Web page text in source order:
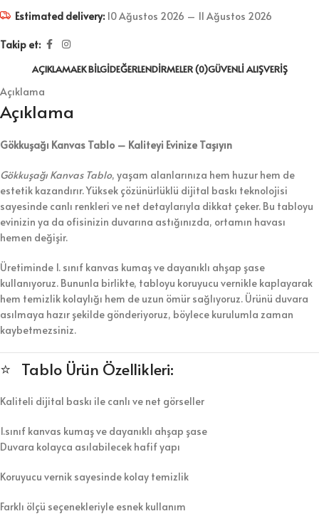
Estimated delivery: 10 Ağustos 2026 – 11 Ağustos 2026
Takip et:
AÇIKLAMAEK BILGIDEĞERLENDIRMELER (0)GÜVENLI ALIŞVERIŞ
Açıklama
Açıklama
Gökkuşağı Kanvas Tablo – Kaliteyi Evinize Taşıyın
Gökkuşağı Kanvas Tablo, yaşam alanlarınıza hem huzur hem de
estetik kazandırır. Yüksek çözünürlüklü dijital baskı teknolojisi
sayesinde canlı renkleri ve net detaylarıyla dikkat çeker. Bu tabloyu
evinizin ya da ofisinizin duvarına astığınızda, ortamın havası
hemen değişir.
Üretiminde 1. sınıf kanvas kumaş ve dayanıklı ahşap şase
kullanıyoruz. Bununla birlikte, tabloyu koruyucu vernikle kaplayarak
hem temizlik kolaylığı hem de uzun ömür sağlıyoruz. Ürünü duvara
asılmaya hazır şekilde gönderiyoruz, böylece kurulumla zaman
kaybetmezsiniz.
⭐ Tablo Ürün Özellikleri:
Kaliteli dijital baskı ile canlı ve net görseller
1.sınıf kanvas kumaş ve dayanıklı ahşap şase
Duvara kolayca asılabilecek hafif yapı
Koruyucu vernik sayesinde kolay temizlik
Farklı ölçü seçenekleriyle esnek kullanım